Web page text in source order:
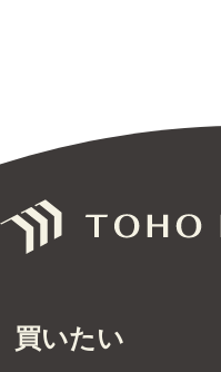
買いたい
無料会員登録サービス
会社紹介
スタッフ一覧